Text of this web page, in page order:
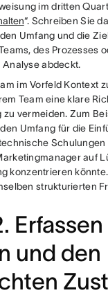
im dritten
“. Schreiben Sie
Umfang und die
des Prozesses
Analyse abdeckt.
im Vorfeld Kontext
Team eine klare
zu vermeiden. Zum
Umfang für die
Schulungen
auf
konzentrieren
strukturierten
und den